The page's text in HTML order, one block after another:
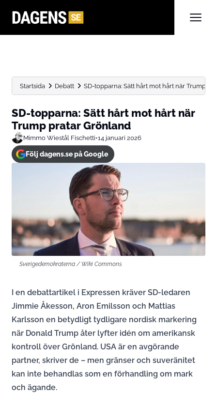
Startsida Debatt SD-topparna: Sätt hårt mot hårt när Trump
SD-topparna: Sätt hårt mot hårt när
Trump pratar Grönland
Mimmo Wiestål Fischetti•14 januari 2026
Följ dagens.se på Google
Sverigedemokraterna / Wiki Commons
I en debattartikel i Expressen kräver SD-ledaren
Jimmie Åkesson, Aron Emilsson och Mattias
Karlsson en betydligt tydligare nordisk markering
när Donald Trump åter lyfter idén om amerikansk
kontroll över Grönland. USA är en avgörande
partner, skriver de – men gränser och suveränitet
kan inte behandlas som en förhandling om mark
och ägande.